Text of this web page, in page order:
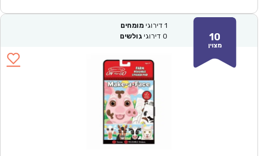
10
מצוין
1 דירוגי מומחים
0 דירוגי גולשים